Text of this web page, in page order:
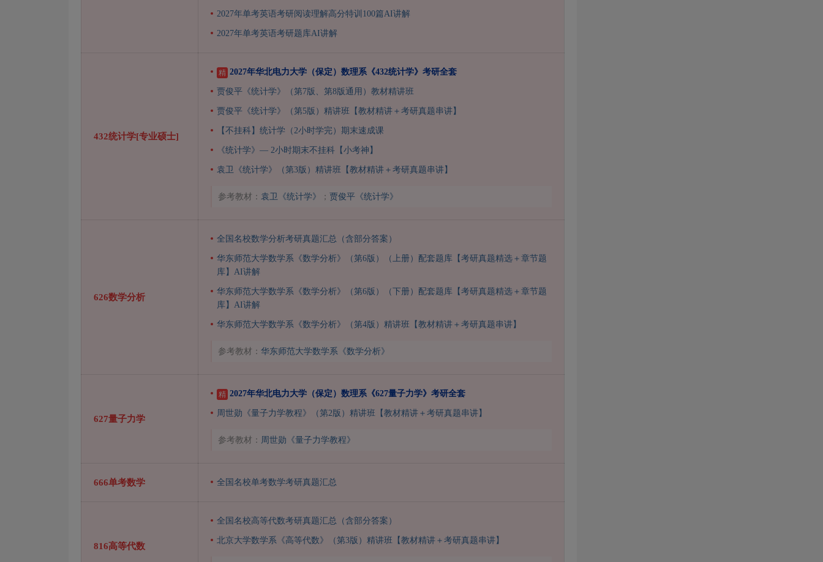
2027年单考英语考研阅读理解高分特训100篇AI讲解
2027年单考英语考研题库AI讲解
432统计学[专业硕士]
精 2027年华北电力大学（保定）数理系《432统计学》考研全套
贾俊平《统计学》（第7版、第8版通用）教材精讲班
贾俊平《统计学》（第5版）精讲班【教材精讲＋考研真题串讲】
【不挂科】统计学（2小时学完）期末速成课
《统计学》— 2小时期末不挂科【小考神】
袁卫《统计学》（第3版）精讲班【教材精讲＋考研真题串讲】
参考教材： 袁卫《统计学》 ； 贾俊平《统计学》
626数学分析
全国名校数学分析考研真题汇总（含部分答案）
华东师范大学数学系《数学分析》（第6版）（上册）配套题库【考研真题精选＋章节题
库】AI讲解
华东师范大学数学系《数学分析》（第6版）（下册）配套题库【考研真题精选＋章节题
库】AI讲解
华东师范大学数学系《数学分析》（第4版）精讲班【教材精讲＋考研真题串讲】
参考教材： 华东师范大学数学系《数学分析》
627量子力学
精 2027年华北电力大学（保定）数理系《627量子力学》考研全套
周世勋《量子力学教程》（第2版）精讲班【教材精讲＋考研真题串讲】
参考教材： 周世勋《量子力学教程》
666单考数学 全国名校单考数学考研真题汇总
816高等代数
全国名校高等代数考研真题汇总（含部分答案）
北京大学数学系《高等代数》（第3版）精讲班【教材精讲＋考研真题串讲】